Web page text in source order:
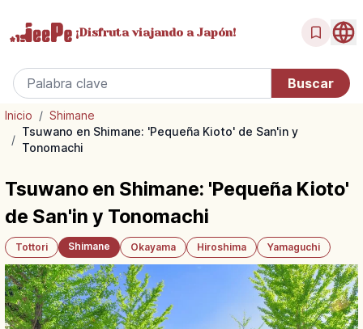
¡Disfrutaviajando a Japón!
Inicio / Shimane
/
Tsuwano en Shimane: 'Pequeña Kioto' de San'in y
Tonomachi
Tsuwano en Shimane: 'Pequeña Kioto'
de San'in y Tonomachi
Tottori Shimane Okayama Hiroshima Yamaguchi